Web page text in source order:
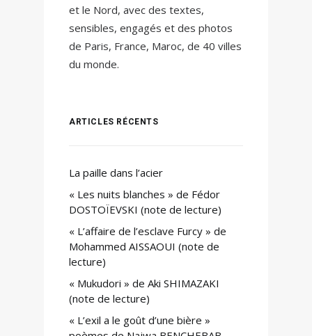
et le Nord, avec des textes,
sensibles, engagés et des photos
de Paris, France, Maroc, de 40 villes
du monde.
ARTICLES RÉCENTS
La paille dans l’acier
« Les nuits blanches » de Fédor
DOSTOÏEVSKI (note de lecture)
« L’affaire de l’esclave Furcy » de
Mohammed AISSAOUI (note de
lecture)
« Mukudori » de Aki SHIMAZAKI
(note de lecture)
« L’exil a le goût d’une bière »